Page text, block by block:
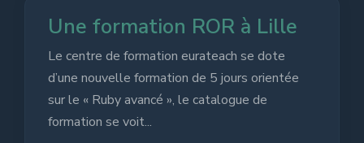
Une formation ROR à Lille
Le centre de formation eurateach se dote
d’une nouvelle formation de 5 jours orientée
sur le « Ruby avancé », le catalogue de
formation se voit...